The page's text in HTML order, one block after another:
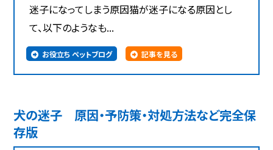
迷子になってしまう原因猫が迷子になる原因とし
て、以下のようなも...
お役立ち ペットブログ 記事を見る
犬の迷子 原因・予防策・対処方法など完全保
存版